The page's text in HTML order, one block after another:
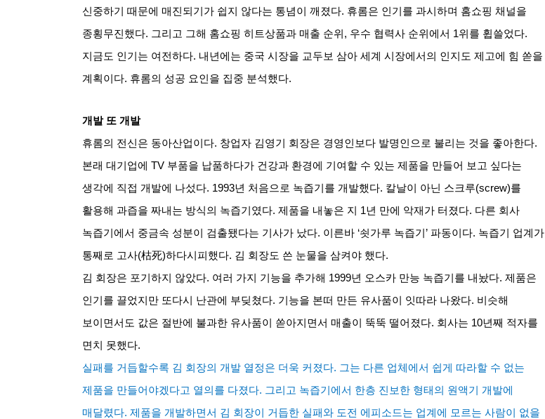
신중하기 때문에 매진되기가 쉽지 않다는 통념이 깨졌다. 휴롬은 인기를 과시하며 홈쇼핑 채널을
종횡무진했다. 그리고 그해 홈쇼핑 히트상품과 매출 순위, 우수 협력사 순위에서 1위를 휩쓸었다.
지금도 인기는 여전하다. 내년에는 중국 시장을 교두보 삼아 세계 시장에서의 인지도 제고에 힘 쏟을
계획이다. 휴롬의 성공 요인을 집중 분석했다.
개발 또 개발
휴롬의 전신은 동아산업이다. 창업자 김영기 회장은 경영인보다 발명인으로 불리는 것을 좋아한다.
본래 대기업에 TV 부품을 납품하다가 건강과 환경에 기여할 수 있는 제품을 만들어 보고 싶다는
생각에 직접 개발에 나섰다. 1993년 처음으로 녹즙기를 개발했다. 칼날이 아닌 스크루(screw)를
활용해 과즙을 짜내는 방식의 녹즙기였다. 제품을 내놓은 지 1년 만에 악재가 터졌다. 다른 회사
녹즙기에서 중금속 성분이 검출됐다는 기사가 났다. 이른바 ‘쇳가루 녹즙기’ 파동이다. 녹즙기 업계가
통째로 고사(枯死)하다시피했다. 김 회장도 쓴 눈물을 삼켜야 했다.
김 회장은 포기하지 않았다. 여러 가지 기능을 추가해 1999년 오스카 만능 녹즙기를 내놨다. 제품은
인기를 끌었지만 또다시 난관에 부딪쳤다. 기능을 본떠 만든 유사품이 잇따라 나왔다. 비슷해
보이면서도 값은 절반에 불과한 유사품이 쏟아지면서 매출이 뚝뚝 떨어졌다. 회사는 10년째 적자를
면치 못했다.
실패를 거듭할수록 김 회장의 개발 열정은 더욱 커졌다. 그는 다른 업체에서 쉽게 따라할 수 없는
제품을 만들어야겠다고 열의를 다졌다. 그리고 녹즙기에서 한층 진보한 형태의 원액기 개발에
매달렸다. 제품을 개발하면서 김 회장이 거듭한 실패와 도전 에피소드는 업계에 모르는 사람이 없을